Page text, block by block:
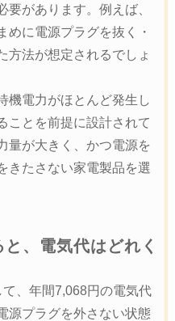
があります。例えば、
めに電源プラグを抜く・
方法が想定されるでしょ
機電力がほとんど発生し
ことを前提に設計されて
量が大きく、かつ電源を
きたさない家電製品を選
、電気代はどれく
、年間7,068円の電気代
源プラグを外さない状態